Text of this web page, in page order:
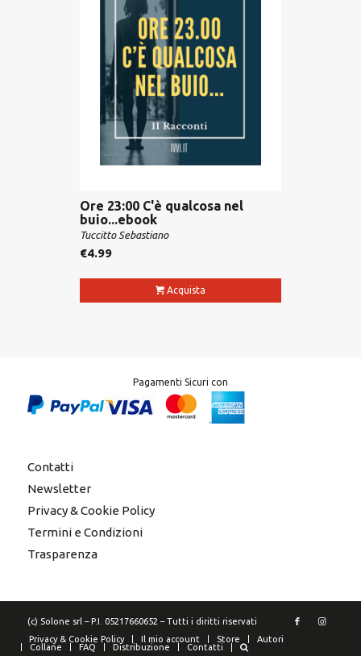
Ore 23:00 C'è qualcosa nel
buio...ebook
Tuccitto Sebastiano
€4.99
Acquista
Pagamenti Sicuri con
Contatti
Newsletter
Privacy & Cookie Policy
Termini e Condizioni
Trasparenza
(c) Solone srl – P.I. 05217660652 – Tutti i diritti riservati
Privacy & Cookie Policy
Il mio account Store
Autori
Collane
FAQ Distribuzione Contatti